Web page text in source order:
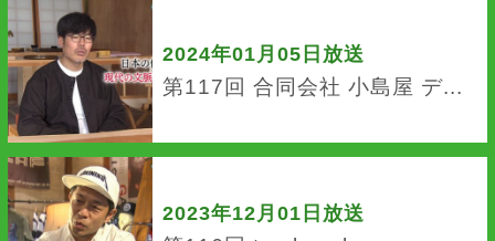
2024年01月05日放送
第117回 合同会社 小島屋 デ...
2023年12月01日放送